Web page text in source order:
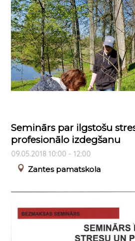
Seminārs par ilgstošu
profesionālo izdegšanu
09.05.2018 10:00 - 12:00
Zantes pamatskola